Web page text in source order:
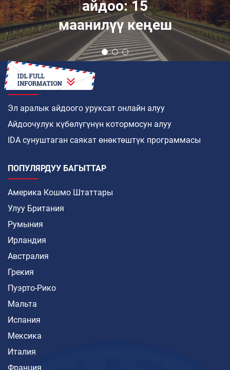
айдоо: 15
маанилүү кеңеш
КАНТИП
Эл аралык айдоого уруксат онлайн алуу
Айдоочулук күбөлүгүнүн котормосун алуу
IDA сунуштаган саякат өнөктөштүк программасы
ПОПУЛЯРДУУ БАГЫТТАР
Америка Кошмо Штаттары
Улуу Британия
Румыния
Ирландия
Австралия
Грекия
Пуэрто-Рико
Мальта
Испания
Мексика
Италия
Франция